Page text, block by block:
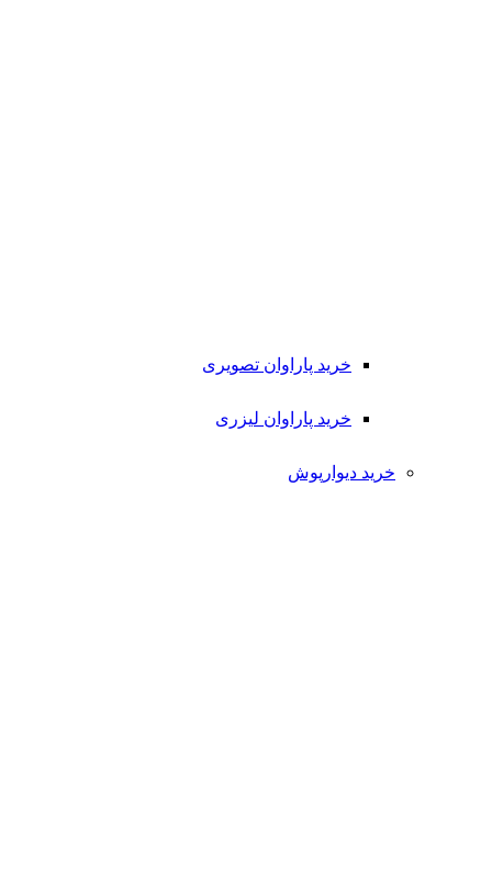
خرید پاراوان تصویری
خرید پاراوان لیزری
خرید دیوارپوش